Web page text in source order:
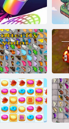
Futbalový
omalovánky
Môžem kresliť
Motýľ Kyodai